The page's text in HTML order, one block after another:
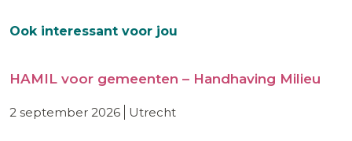
Ook interessant voor jou
HAMIL voor gemeenten – Handhaving Milieu
2 september 2026 utrecht